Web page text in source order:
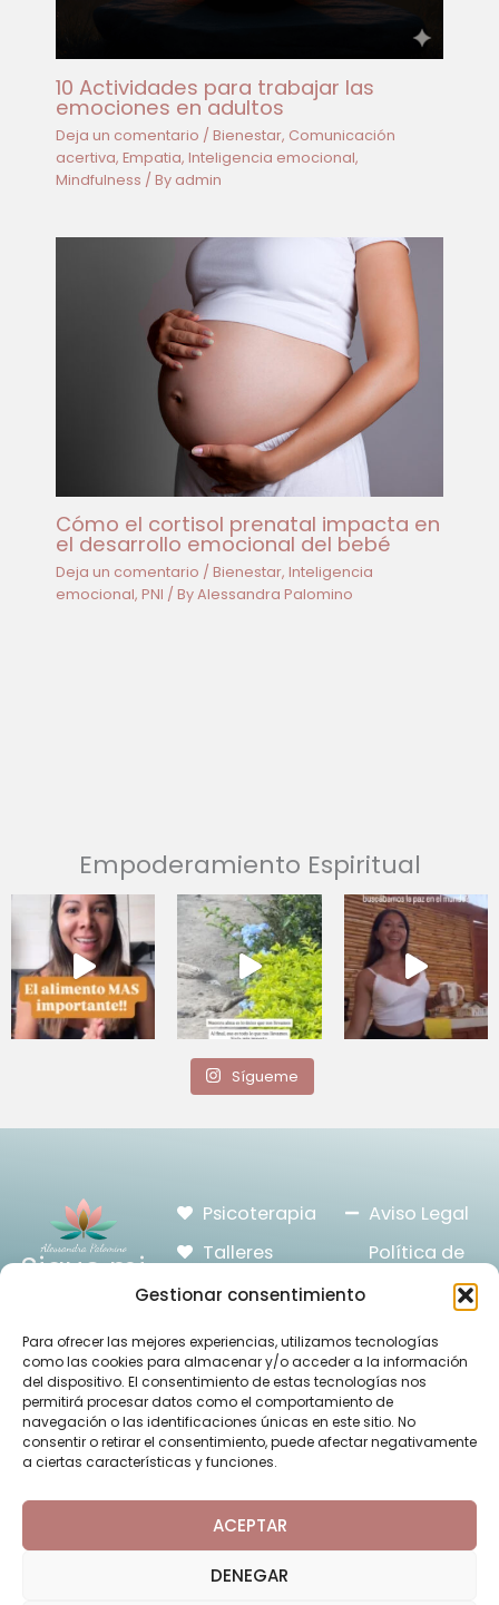
Gestionar consentimiento
Para ofrecer las mejores experiencias, utilizamos tecnologías
como las cookies para almacenar y/o acceder a la información
del dispositivo. El consentimiento de estas tecnologías nos
permitirá procesar datos como el comportamiento de
navegación o las identificaciones únicas en este sitio. No
consentir o retirar el consentimiento, puede afectar negativamente
a ciertas características y funciones.
ACEPTAR
DENEGAR
10 Actividades para trabajar las
emociones en adultos
Deja un comentario / Bienestar, Comunicación
acertiva, Empatia, Inteligencia emocional,
Mindfulness / By admin
Cómo el cortisol prenatal impacta en
el desarrollo emocional del bebé
Deja un comentario / Bienestar, Inteligencia
emocional, PNI / ByAlessandra Palomino
Empoderamiento Espiritual
Sígueme
Sigue mi
día a día
Psicoterapia
Talleres
Formaciones
Blog
Contacta
conmigo
Aviso Legal
Política de
Privacidad
Cookies
Prestación
del Servicio
©Copyright Alessandra Palomino – Todos los derechos
reservados.